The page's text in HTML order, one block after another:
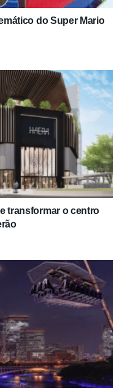
do Super Mario
transformar o centro